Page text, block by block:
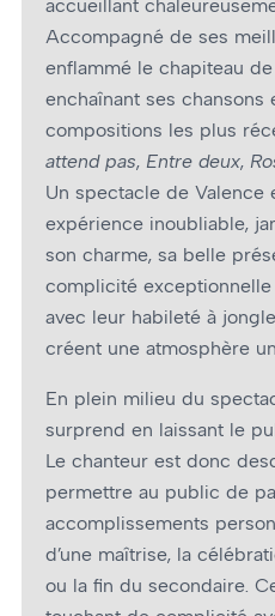
accueillant
Accompagné de ses
enflammé le chapiteau
enchaînant ses chansons
compositions les plus
attend pas, Entre deux,
Un spectacle de Valence
expérience inoubliable,
son charme, sa belle
complicité
avec leur habileté à
créent une atmosphère
En plein milieu du
surprend en laissant le
Le chanteur est donc
permettre au public de
accomplissements
d’une maîtrise, la
ou la fin du secondaire.